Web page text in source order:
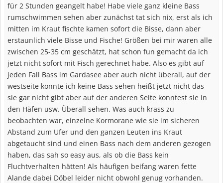
für 2 Stunden geangelt habe! Habe viele ganz kleine Bass
rumschwimmen sehen aber zunächst tat sich nix, erst als ich
mitten im Kraut fischte kamen sofort die Bisse, dann aber
erstaunlich viele Bisse und Fische! Größen bei mir waren alle
zwischen 25-35 cm geschätzt, hat schon fun gemacht da ich
jetzt nicht sofort mit Fisch gerechnet habe. Also es gibt auf
jeden Fall Bass im Gardasee aber auch nicht überall, auf der
westseite konnte ich keine Bass sehen heißt jetzt nicht das
sie gar nicht gibt aber auf der anderen Seite konntest sie in
den Häfen usw. Überall sehen. Was auch krass zu
beobachten war, einzelne Kormorane wie sie im sicheren
Abstand zum Ufer und den ganzen Leuten ins Kraut
abgetaucht sind und einen Bass nach dem anderen gezogen
haben, das sah so easy aus, als ob die Bass kein
Fluchtverhalten hätten! Als häufigen beifang waren fette
Alande dabei Döbel leider nicht obwohl genug vorhanden.